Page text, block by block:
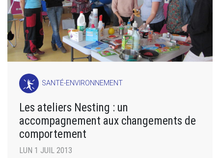
SANTÉ-ENVIRONNEMENT
Les ateliers Nesting : un
accompagnement aux changements de
comportement
LUN 1 JUIL 2013